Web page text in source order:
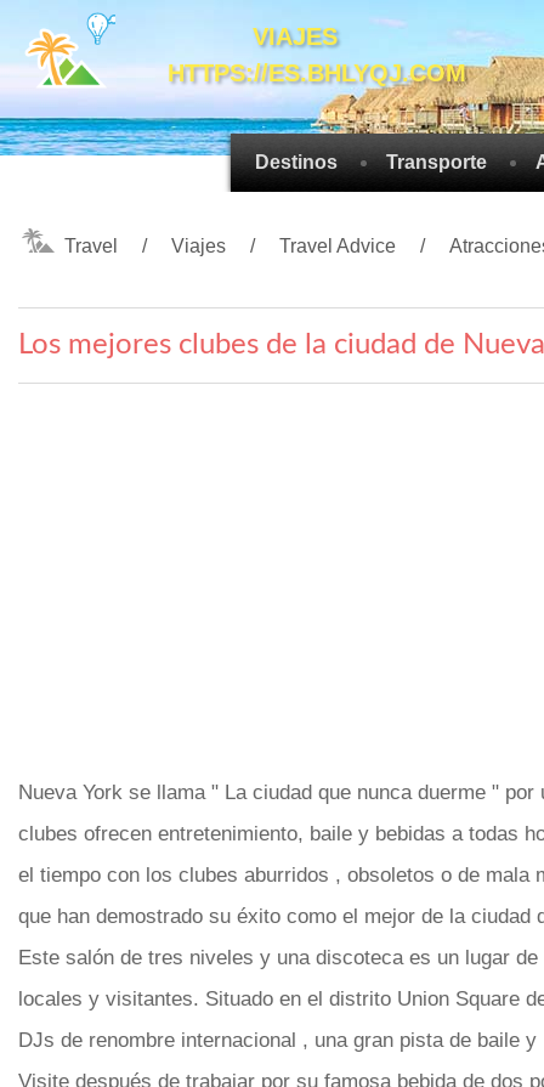
VIAJES
HTTPS://ES.BHLYQJ.COM
Destinos Transporte
Travel Viajes Travel Advice
Los mejores clubes de la ciudad de
Nueva York se llama " La ciudad que nunca duerme "
clubes ofrecen entretenimiento, baile y bebidas a todas
el tiempo con los clubes aburridos , obsoletos o de mala
que han demostrado su éxito como el mejor de la ciudad
Este salón de tres niveles y una discoteca es un lugar
locales y visitantes. Situado en el distrito Union Square
DJs de renombre internacional , una gran pista de baile
Visite después de trabajar por su famosa bebida de dos